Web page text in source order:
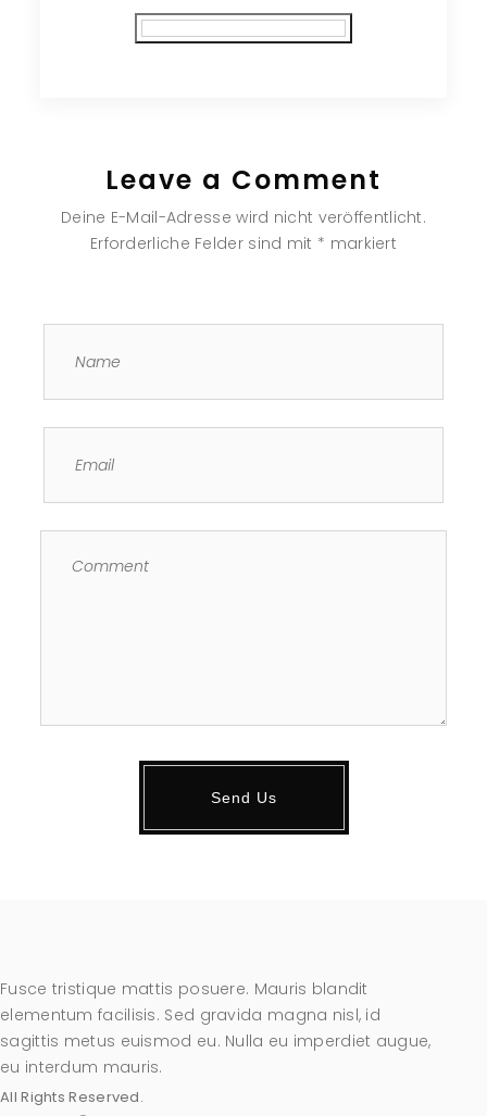
Leave a Comment
Deine E-Mail-Adresse wird nicht veröffentlicht.
Erforderliche Felder sind mit * markiert
Fusce tristique mattis posuere. Mauris blandit
elementum facilisis. Sed gravida magna nisl, id
sagittis metus euismod eu. Nulla eu imperdiet augue,
eu interdum mauris.
All Rights Reserved.